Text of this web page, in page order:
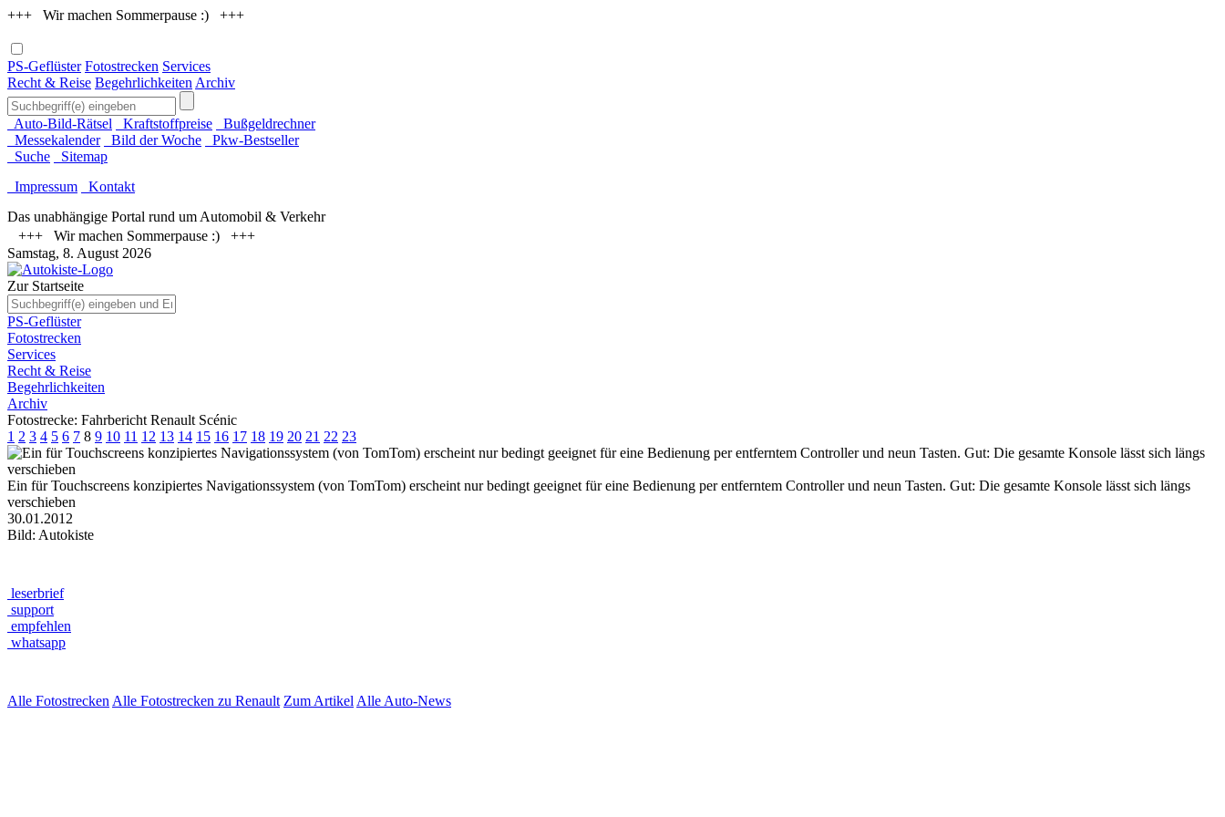
+++ Wir machen Sommerpause :) +++
PS-Geflüster Fotostrecken Services
Recht & Reise Begehrlichkeiten Archiv
Auto-Bild-Rätsel Kraftstoffpreise
Bußgeldrechner
Messekalender
Bild der Woche
Pkw-Bestseller
Suche
Sitemap
Impressum
Kontakt
Das unabhängige Portal rund um Automobil & Verkehr
+++ Wir machen Sommerpause :) +++
Samstag, 8. August 2026
Zur Startseite
PS-Geflüster
Fotostrecken
Services
Recht & Reise
Begehrlichkeiten
Archiv
Fotostrecke: Fahrbericht Renault Scénic
1 2 3 4 5 6 7 8 9 10 11 12 13 14 15 16 17 18 19 20 21 22 23
Ein für Touchscreens konzipiertes Navigationssystem (von TomTom) erscheint nur bedingt geeignet für eine Bedienung per entferntem Controller und neun Tasten. Gut: Die gesamte Konsole lässt sich längs
verschieben
30.01.2012
Bild: Autokiste
leserbrief
support
empfehlen
whatsapp
Alle Fotostrecken Alle Fotostrecken zu Renault Zum Artikel Alle Auto-News